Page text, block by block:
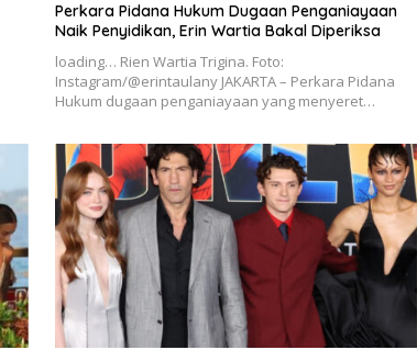
Perkara Pidana Hukum Dugaan Penganiayaan
Naik Penyidikan, Erin Wartia Bakal Diperiksa
loading… Rien Wartia Trigina. Foto:
Instagram/@erintaulany JAKARTA – Perkara Pidana
Hukum dugaan penganiayaan yang menyeret…